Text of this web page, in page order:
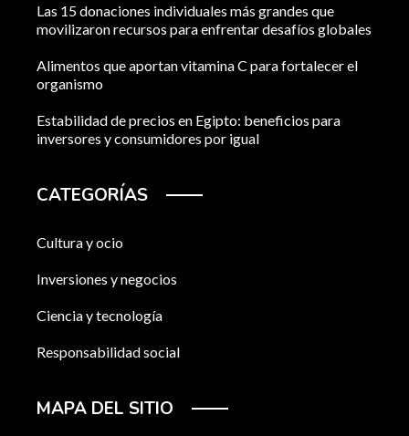
Las 15 donaciones individuales más grandes que
movilizaron recursos para enfrentar desafíos globales
Alimentos que aportan vitamina C para fortalecer el
organismo
Estabilidad de precios en Egipto: beneficios para
inversores y consumidores por igual
CATEGORÍAS
Cultura y ocio
Inversiones y negocios
Ciencia y tecnología
Responsabilidad social
MAPA DEL SITIO